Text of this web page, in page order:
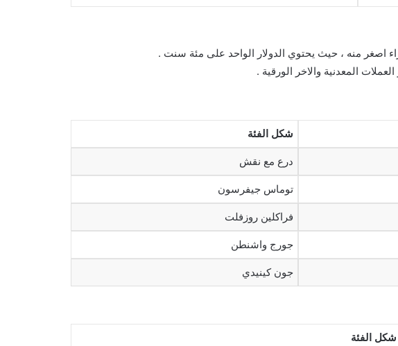
اصغر منه ، حيث يحتوي الدولار الواحد على مئة سنت .
المعدنية والاخر الورقية .
شكل الفئة
درع مع نقش
توماس جيفرسون
فراكلين روزفلت
جورج واشنطن
جون كينيدي
شكل الفئة